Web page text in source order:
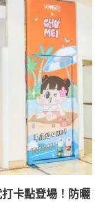
卡點登場！防曬